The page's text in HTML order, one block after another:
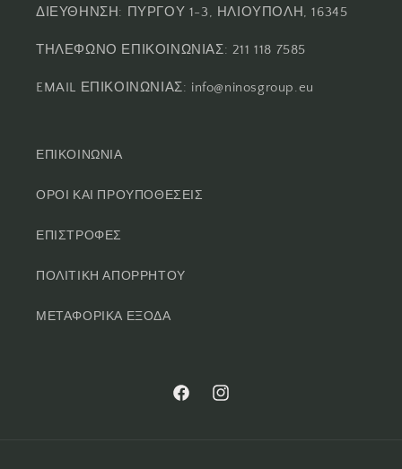
ΔΙΕΥΘΗΝΣΗ: ΠΥΡΓΟΥ 1-3, ΗΛΙΟΥΠΟΛΗ, 16345
ΤΗΛΕΦΩΝΟ ΕΠΙΚΟΙΝΩΝΙΑΣ: 211 118 7585
EMAIL ΕΠΙΚΟΙΝΩΝΙΑΣ: info@ninosgroup.eu
ΕΠΙΚΟΙΝΩΝΙΑ
ΟΡΟΙ ΚΑΙ ΠΡΟΥΠΟΘΕΣΕΙΣ
ΕΠΙΣΤΡΟΦΕΣ
ΠΟΛΙΤΙΚΗ ΑΠΟΡΡΗΤΟΥ
ΜΕΤΑΦΟΡΙΚΑ ΕΞΟΔΑ
FacebookInstagram